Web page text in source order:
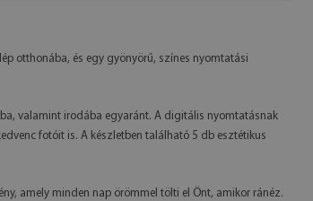
otthonába, és egy gyönyörű, színes nyomtatási
valamint irodába egyaránt. A digitális nyomtatásnak
fotóit is. A készletben található 5 db esztétikus
amely minden nap örömmel tölti el Önt, amikor ránéz.